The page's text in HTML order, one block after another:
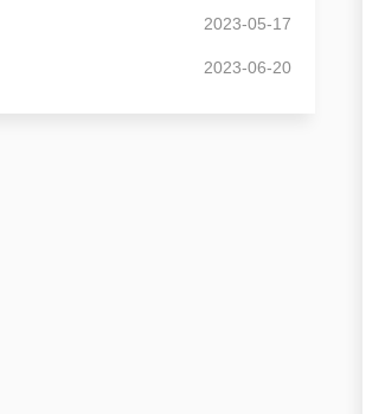
2023-05-17
2023-06-20